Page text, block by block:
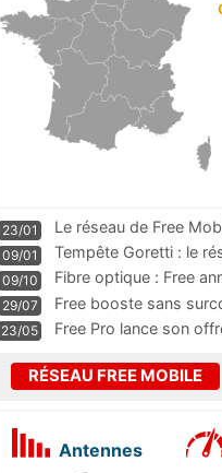
23/01
Le réseau de Free
m
09/01
Tempête Goretti : le
09/10
Fibre optique : Free
pass
29/07
Free booste sans
23/05 Free Pro lance son
RÉSEAU FREE MOBILE
Antennes